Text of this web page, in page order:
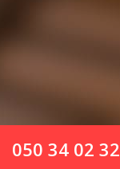
050 34 02 32